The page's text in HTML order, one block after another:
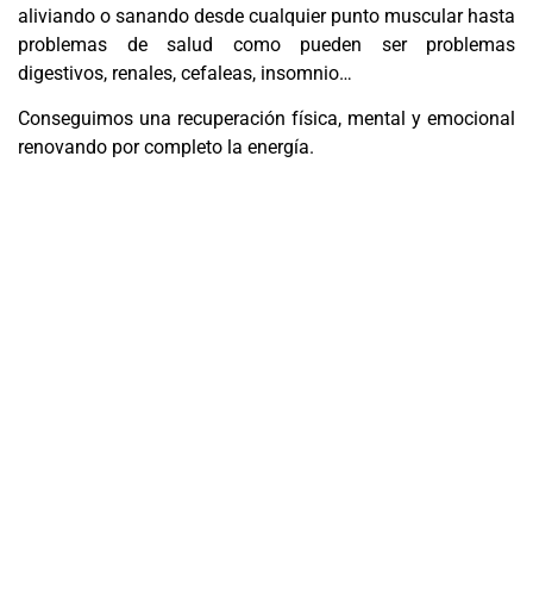
aliviando o sanando desde cualquier punto muscular hasta
problemas de salud como pueden ser problemas
digestivos, renales, cefaleas, insomnio…
Conseguimos una recuperación física, mental y emocional
renovando por completo la energía.